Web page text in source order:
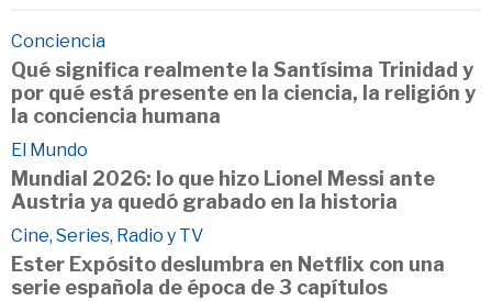
Conciencia
Qué significa realmente la Santísima Trinidad y
por qué está presente en la ciencia, la religión y
la conciencia humana
El Mundo
Mundial 2026: lo que hizo Lionel Messi ante
Austria ya quedó grabado en la historia
Cine, Series, Radio y TV
Ester Expósito deslumbra en Netflix con una
serie española de época de 3 capítulos